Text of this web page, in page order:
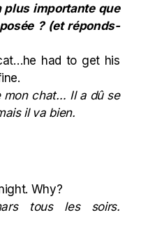
plus importante que
? (et réponds-
had to get his
mon chat… Il a dû se
il va bien.
Why?
tous les soirs.